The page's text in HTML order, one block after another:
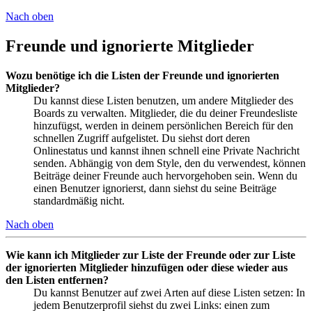
Nach oben
Freunde und ignorierte Mitglieder
Wozu benötige ich die Listen der Freunde und ignorierten
Mitglieder?
Du kannst diese Listen benutzen, um andere Mitglieder des
Boards zu verwalten. Mitglieder, die du deiner Freundesliste
hinzufügst, werden in deinem persönlichen Bereich für den
schnellen Zugriff aufgelistet. Du siehst dort deren
Onlinestatus und kannst ihnen schnell eine Private Nachricht
senden. Abhängig von dem Style, den du verwendest, können
Beiträge deiner Freunde auch hervorgehoben sein. Wenn du
einen Benutzer ignorierst, dann siehst du seine Beiträge
standardmäßig nicht.
Nach oben
Wie kann ich Mitglieder zur Liste der Freunde oder zur Liste
der ignorierten Mitglieder hinzufügen oder diese wieder aus
den Listen entfernen?
Du kannst Benutzer auf zwei Arten auf diese Listen setzen: In
jedem Benutzerprofil siehst du zwei Links: einen zum